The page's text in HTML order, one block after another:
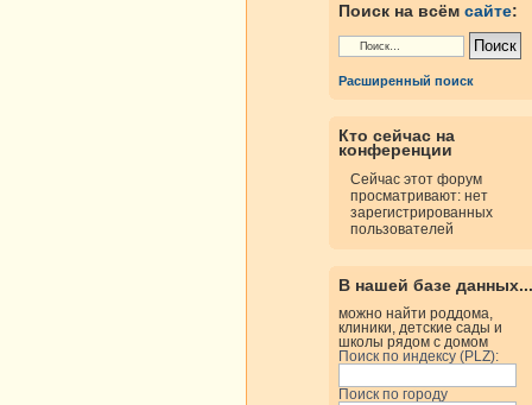
Поиск на всём сайте:
Расширенный поиск
Кто сейчас на
конференции
Сейчас этот форум
просматривают: нет
зарегистрированных
пользователей
В нашей базе данных...
можно найти роддома,
клиники, детские сады и
школы рядом с домом
Поиск по индексу (PLZ):
Поиск по городу